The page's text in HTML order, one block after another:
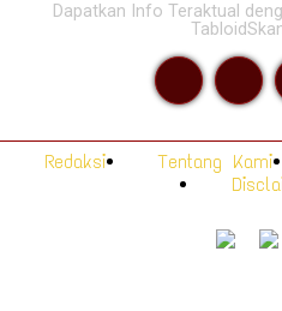
Dapatkan Info Teraktual
Redaksi Tentang Kami